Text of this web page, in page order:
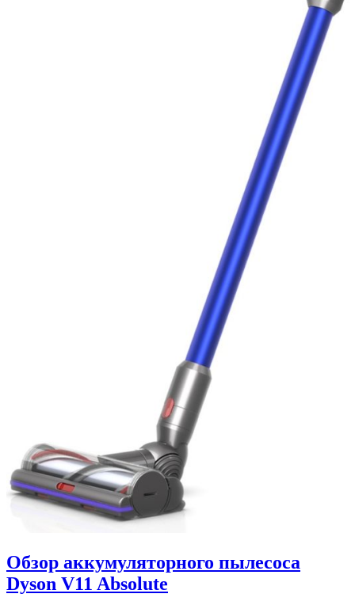
Обзор аккумуляторного пылесоса
Dyson V11 Absolute